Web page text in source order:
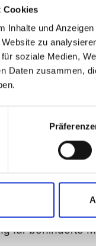
Cookies
Inhalte und
zu
soziale Medien,
Daten zusammen,
noch was
Für
andere Hand
mühsam.
ich
Bin ich mit dem
und das
für behinderte